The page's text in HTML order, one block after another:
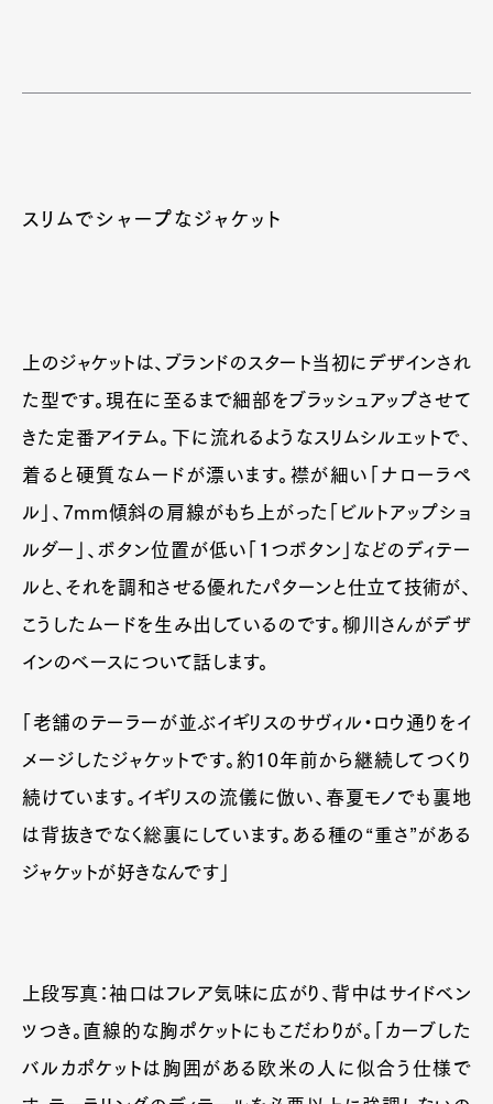
スリムでシャープなジャケット
上のジャケットは、ブランドのスタート当初にデザインされ
た型です。現在に至るまで細部をブラッシュアップさせて
きた定番アイテム。下に流れるようなスリムシルエットで、
着ると硬質なムードが漂います。襟が細い「ナローラペ
ル」、7mm傾斜の肩線がもち上がった「ビルトアップショ
ルダー」、ボタン位置が低い「１つボタン」などのディテー
ルと、それを調和させる優れたパターンと仕立て技術が、
こうしたムードを生み出しているのです。柳川さんがデザ
インのベースについて話します。
「老舗のテーラーが並ぶイギリスのサヴィル・ロウ通りをイ
メージしたジャケットです。約10年前から継続してつくり
続けています。イギリスの流儀に倣い、春夏モノでも裏地
は背抜きでなく総裏にしています。ある種の“重さ”がある
ジャケットが好きなんです」
上段写真：袖口はフレア気味に広がり、背中はサイドベン
ツつき。直線的な胸ポケットにもこだわりが。「カーブした
バルカポケットは胸囲がある欧米の人に似合う仕様で